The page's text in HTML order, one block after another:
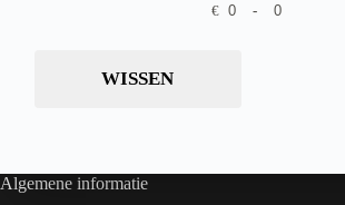
€ Minimale prijs
-Maximale prijs
WISSEN
Algemene informatie